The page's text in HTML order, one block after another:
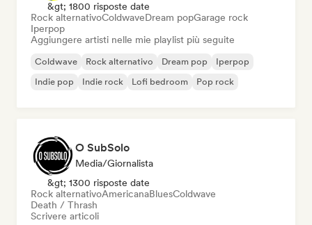
&gt; 1800 risposte date
Rock alternativoColdwaveDream popGarage rock
Iperpop
Aggiungere artisti nelle mie playlist più seguite
Coldwave Rock alternativo Dream pop
Iperpop
Indie pop
Indie rock Lofi bedroom Pop rock
O SubSolo
Media/Giornalista
&gt; 1300 risposte date
Rock alternativoAmericanaBluesColdwave
Death / Thrash
Scrivere articoli